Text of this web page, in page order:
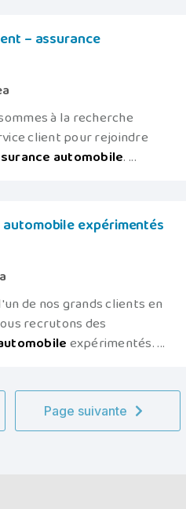
– assurance
à la recherche
client pour rejoindre
automobile. ...
expérimentés
de nos grands clients en
recrutons des
expérimentés. ...
Page suivante